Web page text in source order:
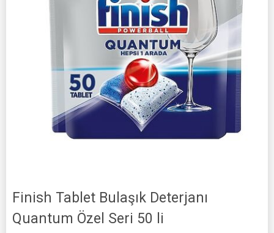
Finish Tablet Bulaşık Deterjanı
Quantum Özel Seri 50 li